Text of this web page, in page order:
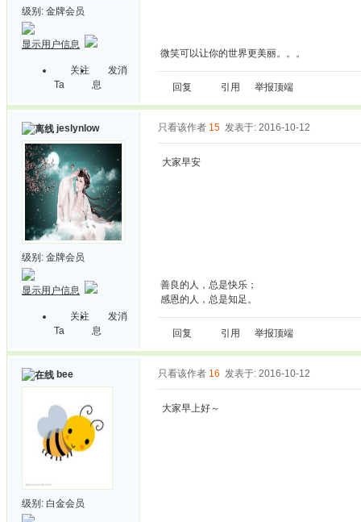
级别: 金牌会员
显示用户信息
关注
Ta
发消
息
微笑可以让你的世界更美丽。。。
回复 引用 举报顶端
jeslynlow
级别: 金牌会员
显示用户信息
关注
Ta
发消
息
只看该作者 15 发表于: 2016-10-12
大家早安
善良的人，总是快乐；
感恩的人，总是知足。
回复 引用 举报顶端
bee
级别: 白金会员
只看该作者 16 发表于: 2016-10-12
大家早上好～